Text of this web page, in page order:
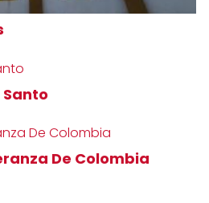
De Colombia